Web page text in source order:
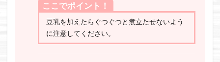
ここでポイント！
豆乳を加えたらぐつぐつと煮立たせないよう
に注意してください。